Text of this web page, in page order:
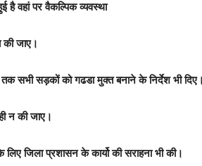
है वहां पर वैकल्पिक व्यवस्था
की जाए।
तक सभी सड़कों को गढडा मुक्त बनाने के निर्देश भी दिए।
न की जाए।
लिए जिला प्रशासन के कार्यो की सराहना भी की।